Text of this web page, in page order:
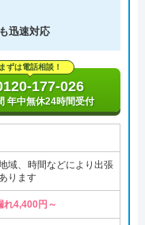
迅速対応
まずは電話相談！
177-026
年中無休24時間受付
域、時間などにより出張
ります
れ4,400円～